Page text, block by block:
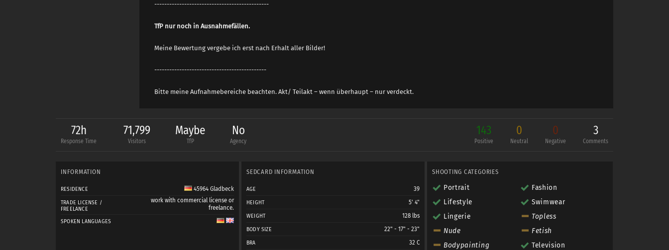
----------------------------------------------
TfP nur noch in Ausnahmefällen.
Meine Bewertung vergebe ich erst nach Erhalt aller Bilder!
---------------------------------------------
Bitte meine Aufnahmebereiche beachten. Akt/ Teilakt – wenn überhaupt – nur verdeckt.
Danke an die talentierten Fotografen, Visas und Modelle,
mit denen ich bisher zusammen gearbeitet habe.
----------------------------------------------------
Profilfoto: Daniel Otten
72h
Response Time
71,799
Visitors
Maybe
TfP
No
Agency
143
Positive
0
Neutral
0
Negative
3
Comments
INFORMATION
RESIDENCE 45964 Gladbeck
TRADE LICENSE /
FREELANCE
work with commercial license or
freelance.
SPOKEN LANGUAGES
SEDCARD INFORMATION
AGE 39
HEIGHT 5' 4"
WEIGHT 128 lbs
BODY SIZE 22" - 17" - 23"
BRA 32 C
SHOOTING CATEGORIES
Portrait
Lifestyle
Lingerie
Nude
Bodypainting
Fashion
Swimwear
Topless
Fetish
Television